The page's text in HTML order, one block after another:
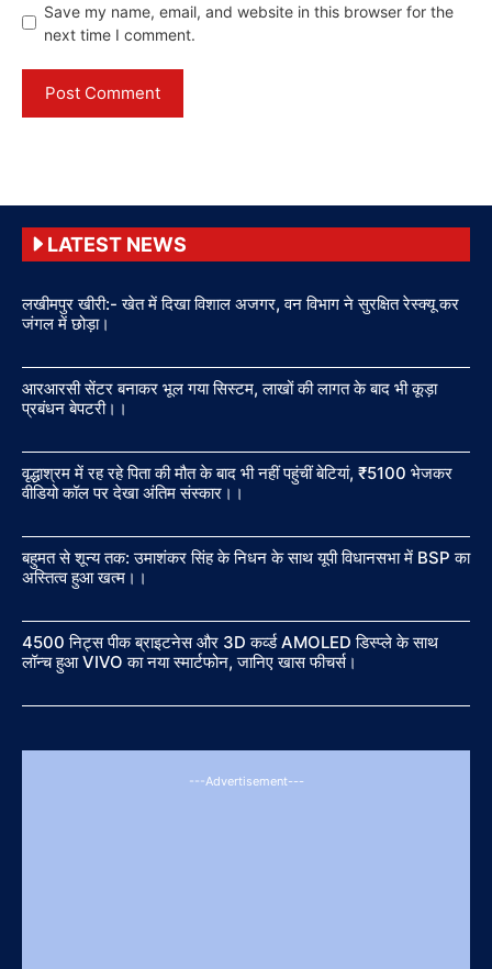
Save my name, email, and website in this browser for the
next time I comment.
LATEST NEWS
लखीमपुर खीरी:- खेत में दिखा विशाल अजगर, वन विभाग ने सुरक्षित रेस्क्यू कर
जंगल में छोड़ा।
आरआरसी सेंटर बनाकर भूल गया सिस्टम, लाखों की लागत के बाद भी कूड़ा
प्रबंधन बेपटरी।।
वृद्धाश्रम में रह रहे पिता की मौत के बाद भी नहीं पहुंचीं बेटियां, ₹5100 भेजकर
वीडियो कॉल पर देखा अंतिम संस्कार।।
बहुमत से शून्य तक: उमाशंकर सिंह के निधन के साथ यूपी विधानसभा में BSP का
अस्तित्व हुआ खत्म।।
4500 निट्स पीक ब्राइटनेस और 3D कर्व्ड AMOLED डिस्प्ले के साथ
लॉन्च हुआ VIVO का नया स्मार्टफोन, जानिए खास फीचर्स।
---Advertisement---